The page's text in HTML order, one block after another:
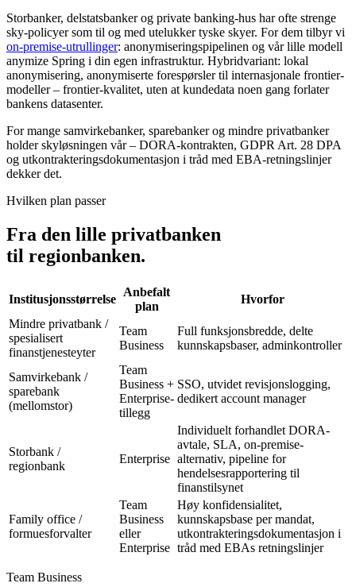
Storbanker, delstatsbanker og private banking-hus har ofte strenge
sky-policyer som til og med utelukker tyske skyer. For dem tilbyr vi
on-premise-utrullinger: anonymiseringspipelinen og vår lille modell
anymize Spring i din egen infrastruktur. Hybridvariant: lokal
anonymisering, anonymiserte forespørsler til internasjonale frontier-
modeller – frontier-kvalitet, uten at kundedata noen gang forlater
bankens datasenter.
For mange samvirkebanker, sparebanker og mindre privatbanker
holder skyløsningen vår – DORA-kontrakten, GDPR Art. 28 DPA
og utkontrakteringsdokumentasjon i tråd med EBA-retningslinjer
dekker det.
Hvilken plan passer
Fra den lille privatbanken
til regionbanken.
Institusjonsstørrelse
Anbefalt
plan
Hvorfor
Mindre privatbank /
spesialisert
finanstjenesteyter
Team
Business
Full funksjonsbredde, delte
kunnskapsbaser, adminkontroller
Samvirkebank /
sparebank
(mellomstor)
Team
Business +
Enterprise-
tillegg
SSO, utvidet revisjonslogging,
dedikert account manager
Storbank /
regionbank
Enterprise
Individuelt forhandlet DORA-
avtale, SLA, on-premise-
alternativ, pipeline for
hendelsesrapportering til
finanstilsynet
Family office /
formuesforvalter
Team
Business
eller
Enterprise
Høy konfidensialitet,
kunnskapsbase per mandat,
utkontrakteringsdokumentasjon i
tråd med EBAs retningslinjer
Team Business